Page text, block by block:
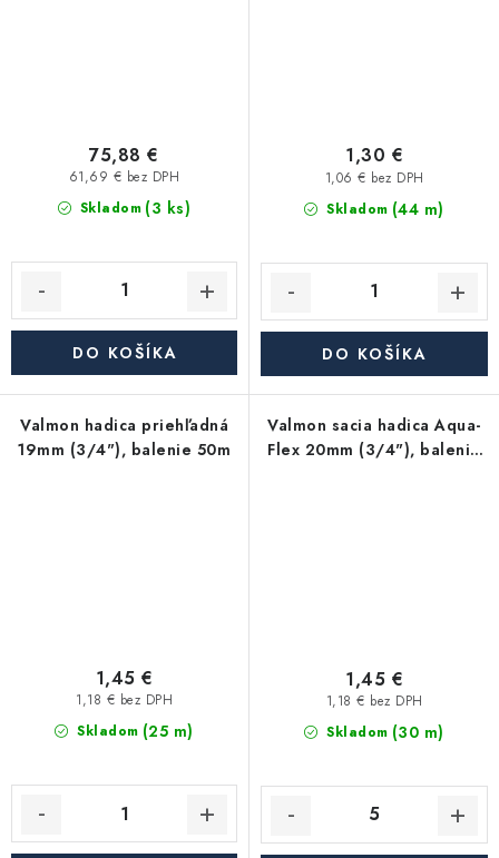
Skladom (3 ks)
61,69 € bez DPH
75,88 €
DO KOŠÍKA
Skladom (44 m)
1,06 € bez DPH
1,30 €
DO KOŠÍKA
Valmon hadica priehľadná
19mm (3/4"), balenie 50m
Skladom (25 m)
1,18 € bez DPH
1,45 €
Valmon sacia hadica Aqua-
Flex 20mm (3/4"), balenie
Skladom (30 m)
1,18 € bez DPH
1,45 €